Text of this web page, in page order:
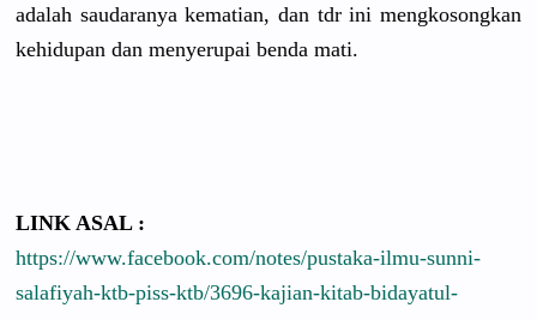
adalah saudaranya kematian, dan tdr ini mengkosongkan
kehidupan dan menyerupai benda mati.
LINK ASAL :
https://www.facebook.com/notes/pustaka-ilmu-sunni-
salafiyah-ktb-piss-ktb/3696-kajian-kitab-bidayatul-